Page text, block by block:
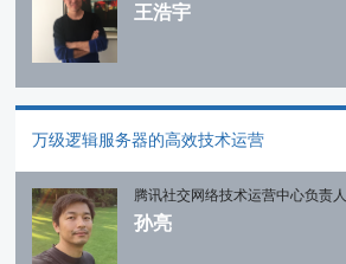
王浩宇
万级逻辑服务器的高效技术运营
腾讯社交网络技术运营中心负责人
孙亮